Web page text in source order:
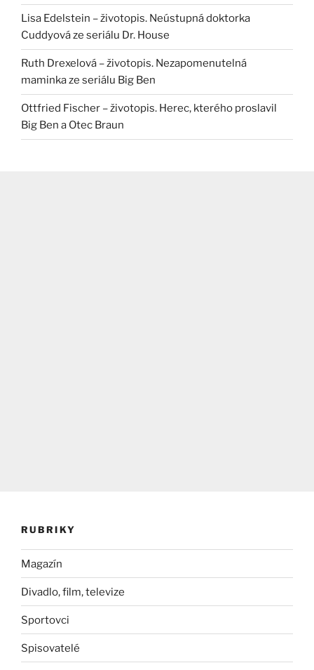
Lisa Edelstein – životopis. Neústupná doktorka
Cuddyová ze seriálu Dr. House
Ruth Drexelová – životopis. Nezapomenutelná
maminka ze seriálu Big Ben
Ottfried Fischer – životopis. Herec, kterého proslavil
Big Ben a Otec Braun
RUBRIKY
Magazín
Divadlo, film, televize
Sportovci
Spisovatelé